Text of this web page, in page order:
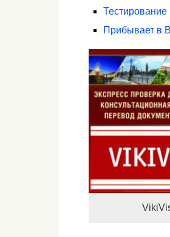
Тестирование
Прибывает в